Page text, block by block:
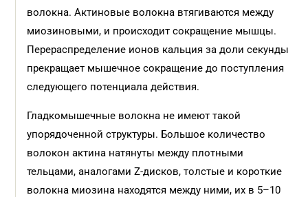
волокна. Актиновые волокна втягиваются между
миозиновыми, и происходит сокращение мышцы.
Перераспределение ионов кальция за доли секунды
прекращает мышечное сокращение до поступления
следующего потенциала действия.
Гладкомышечные волокна не имеют такой
упорядоченной структуры. Большое количество
волокон актина натянуты между плотными
тельцами, аналогами Z-дисков, толстые и короткие
волокна миозина находятся между ними, их в 5–10